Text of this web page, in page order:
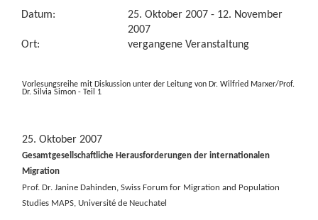
Datum:
25. Oktober 2007 - 12. November
2007
Ort:
vergangene Veranstaltung
Vorlesungsreihe mit Diskussion unter der Leitung von Dr. Wilfried Marxer/Prof.
Dr. Silvia Simon - Teil 1
25. Oktober 2007
Gesamtgesellschaftliche Herausforderungen der internationalen
Migration
Prof. Dr. Janine Dahinden, Swiss Forum for Migration and Population
Studies MAPS, Université de Neuchatel